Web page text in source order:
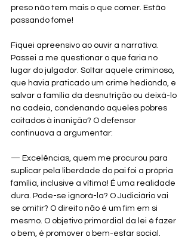
preso não tem mais o que comer. Estão
passando fome!
Fiquei apreensivo ao ouvir a narrativa.
Passei a me questionar o que faria no
lugar do julgador. Soltar aquele criminoso,
que havia praticado um crime hediondo, e
salvar a família da desnutrição ou deixá-lo
na cadeia, condenando aqueles pobres
coitados à inanição? O defensor
continuava a argumentar:
— Excelências, quem me procurou para
suplicar pela liberdade do pai foi a própria
família, inclusive a vítima! É uma realidade
dura. Pode-se ignorá-la? O Judiciário vai
se omitir? O direito não é um fim em si
mesmo. O objetivo primordial da lei é fazer
o bem, é promover o bem-estar social.